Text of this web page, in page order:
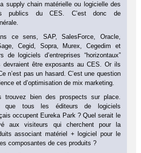
supply chain matérielle ou logicielle des
publics du CES. C’est donc de
ce sens, SAP, SalesForce, Oracle,
Cegid, Sopra, Murex, Cegedim et
de logiciels d’entreprises “horizontaux”
devraient être exposants au CES. Or ils
n’est pas un hasard. C’est une question
et d’optimisation de mix marketing.
trouvez bien des prospects sur place.
que tous les éditeurs de logiciels
occupent Eureka Park ? Quel serait le
aux visiteurs qui cherchent pour la
associant matériel + logiciel pour le
composantes de ces produits ?